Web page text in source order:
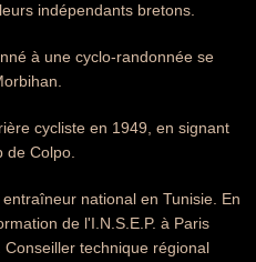
indépendants bretons.
à une cyclo-randonnée se
cycliste en 1949, en signant
de Colpo.
national en Tunisie. En
de l'I.N.S.E.P. à Paris
technique régional